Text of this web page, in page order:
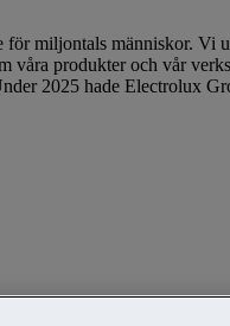
miljontals människor. Vi
produkter och vår
2025 hade Electrolux